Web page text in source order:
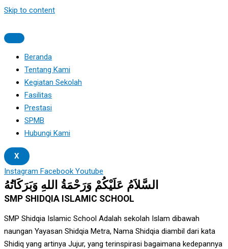
Skip to content
Beranda
Tentang Kami
Kegiatan Sekolah
Fasilitas
Prestasi
SPMB
Hubungi Kami
X
Instagram Facebook Youtube
السَّلاَمُ عَلَيْكُمْ وَرَحْمَةُ اللهِ وَبَرَكَاتُهُ
SMP SHIDQIA ISLAMIC SCHOOL
SMP Shidqia Islamic School Adalah sekolah Islam dibawah
naungan Yayasan Shidqia Metra, Nama Shidqia diambil dari kata
Shidiq yang artinya Jujur, yang terinspirasi bagaimana kedepannya